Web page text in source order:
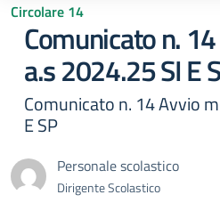
Circolare 14
Comunicato n.
a.s 2024.25 SI E
Comunicato n. 14 Avvio
E SP
Personale scolastico
Dirigente Scolastico